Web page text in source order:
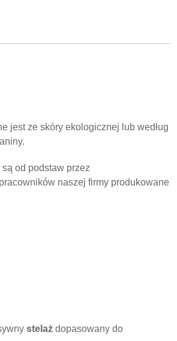
jest ze skóry ekologicznej lub według
od podstaw przez
naszej firmy produkowane
stelaż dopasowany do